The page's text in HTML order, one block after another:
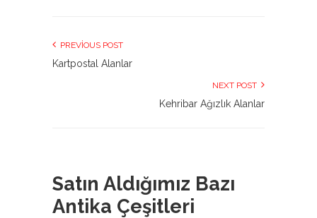
PREVIOUS POST
Kartpostal Alanlar
NEXT POST
Kehribar Ağızlık Alanlar
Satın Aldığımız Bazı
Antika Çeşitleri